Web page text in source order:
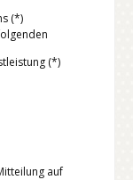
(*)
(*)
auf